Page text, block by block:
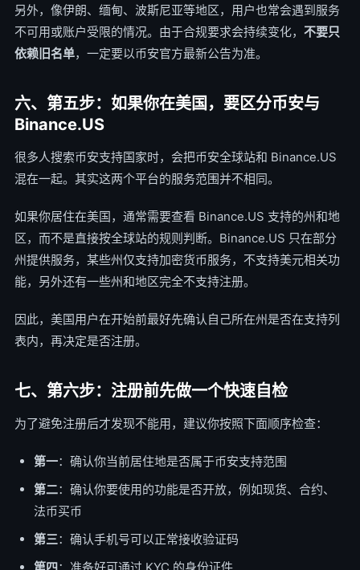
另外，像伊朗、缅甸、波斯尼亚等地区，用户也常会遇到服务
不可用或账户受限的情况。由于合规要求会持续变化， 不要只
依赖旧名单，一定要以币安官方最新公告为准。
六、第五步：如果你在美国，要区分币安与
Binance.US
很多人搜索币安支持国家时，会把币安全球站和 Binance.US
混在一起。其实这两个平台的服务范围并不相同。
如果你居住在美国，通常需要查看 Binance.US 支持的州和地
区，而不是直接按全球站的规则判断。Binance.US 只在部分
州提供服务，某些州仅支持加密货币服务，不支持美元相关功
能，另外还有一些州和地区完全不支持注册。
因此，美国用户在开始前最好先确认自己所在州是否在支持列
表内，再决定是否注册。
七、第六步：注册前先做一个快速自检
为了避免注册后才发现不能用，建议你按照下面顺序检查：
第一：确认你当前居住地是否属于币安支持范围
第二：确认你要使用的功能是否开放，例如现货、合约、
法币买币
第三：确认手机号可以正常接收验证码